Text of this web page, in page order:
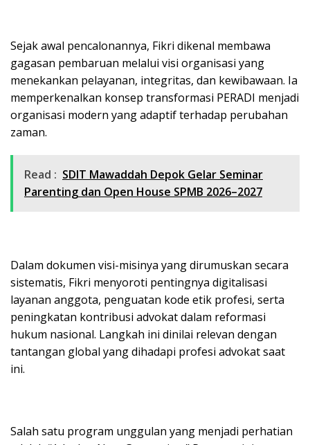
Sejak awal pencalonannya, Fikri dikenal membawa
gagasan pembaruan melalui visi organisasi yang
menekankan pelayanan, integritas, dan kewibawaan. Ia
memperkenalkan konsep transformasi PERADI menjadi
organisasi modern yang adaptif terhadap perubahan
zaman.
Read : SDIT Mawaddah Depok Gelar Seminar
Parenting dan Open House SPMB 2026–2027
Dalam dokumen visi-misinya yang dirumuskan secara
sistematis, Fikri menyoroti pentingnya digitalisasi
layanan anggota, penguatan kode etik profesi, serta
peningkatan kontribusi advokat dalam reformasi
hukum nasional. Langkah ini dinilai relevan dengan
tantangan global yang dihadapi profesi advokat saat
ini.
Salah satu program unggulan yang menjadi perhatian